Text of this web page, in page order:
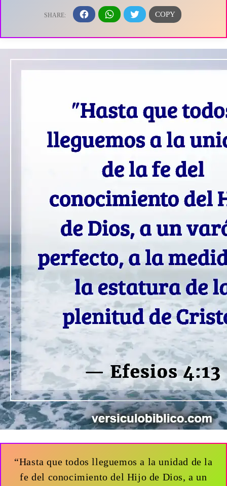
“Hasta que todos lleguemos a la unidad de la
fe del conocimiento del Hijo de Dios, a un